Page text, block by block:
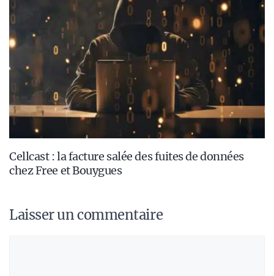
Cellcast : la facture salée des fuites de données
chez Free et Bouygues
Laisser un commentaire